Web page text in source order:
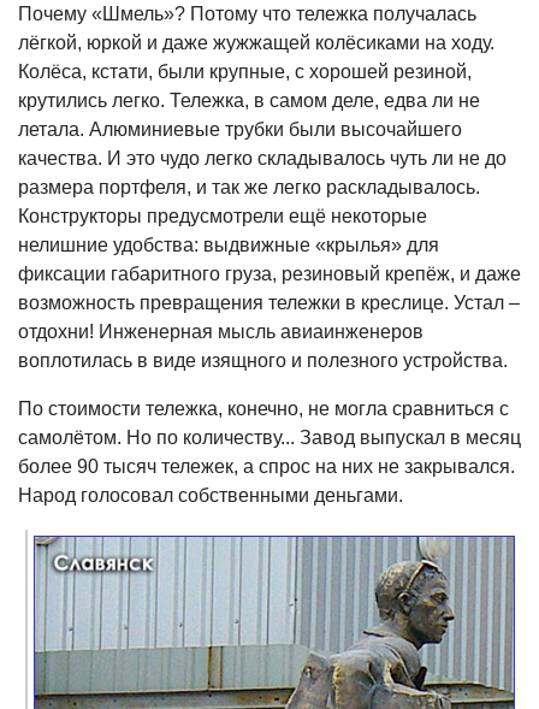
Почему «Шмель»? Потому что тележка получалась
лёгкой, юркой и даже жужжащей колёсиками на ходу.
Колёса, кстати, были крупные, с хорошей резиной,
крутились легко. Тележка, в самом деле, едва ли не
летала. Алюминиевые трубки были высочайшего
качества. И это чудо легко складывалось чуть ли не до
размера портфеля, и так же легко раскладывалось.
Конструкторы предусмотрели ещё некоторые
нелишние удобства: выдвижные «крылья» для
фиксации габаритного груза, резиновый крепёж, и даже
возможность превращения тележки в креслице. Устал –
отдохни! Инженерная мысль авиаинженеров
воплотилась в виде изящного и полезного устройства.
По стоимости тележка, конечно, не могла сравниться с
самолётом. Но по количеству... Завод выпускал в месяц
более 90 тысяч тележек, а спрос на них не закрывался.
Народ голосовал собственными деньгами.